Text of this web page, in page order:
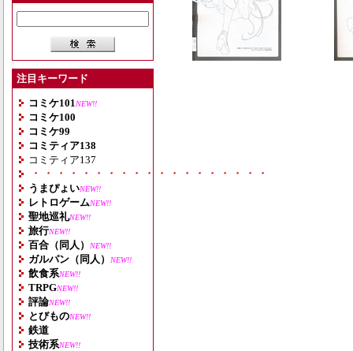
注目キーワード
コミケ101 NEW!!
コミケ100
コミケ99
コミティア138
コミティア137
・・・・・・・・・・・・・・・・・・・
うまぴょいNEW!!
レトロゲームNEW!!
聖地巡礼NEW!!
旅行NEW!!
百合（同人） NEW!!
ガルパン（同人） NEW!!
飲食系NEW!!
TRPGNEW!!
評論NEW!!
とびものNEW!!
鉄道
技術系NEW!!